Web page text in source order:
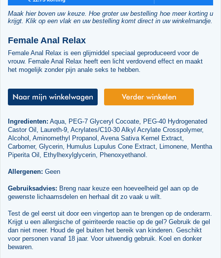
Maak hier boven uw keuze. Hoe groter uw bestelling hoe meer korting u
krijgt. Klik op een vlak en uw bestelling komt direct in uw winkelmandje.
Female Anal Relax
Female Anal Relax is een glijmiddel speciaal geproduceerd voor de
vrouw. Female Anal Relax heeft een licht verdovend effect en maakt
het mogelijk zonder pijn anale seks te hebben.
Ingredienten: Aqua, PEG-7 Glyceryl Cocoate, PEG-40 Hydrogenated
Castor Oil, Laureth-9, Acrylates/C10-30 Alkyl Acrylate Crosspolymer,
Alcohol, Aminomethyl Propanol, Avena Sativa Kernel Extract,
Carbomer, Glycerin, Humulus Lupulus Cone Extract, Limonene, Mentha
Piperita Oil, Ethylhexylglycerin, Phenoxyethanol.
Allergenen: Geen
Gebruiksadvies: Breng naar keuze een hoeveelheid gel aan op de
gewenste lichaamsdelen en herhaal dit zo vaak u wilt.
Test de gel eerst uit door een vingertop aan te brengen op de onderarm.
Krijgt u een allergische of geirriteerde reactie op de gel? Gebruik de gel
dan niet meer. Houd de gel buiten het bereik van kinderen. Geschikt
voor personen vanaf 18 jaar. Voor uitwendig gebruik. Koel en donker
bewaren.